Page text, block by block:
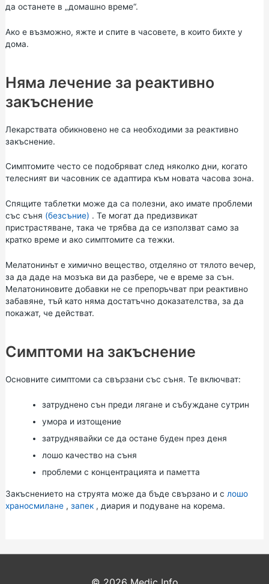
да останете в „домашно време“.
Ако е възможно, яжте и спите в часовете, в които бихте у
дома.
Няма лечение за реактивно
закъснение
Лекарствата обикновено не са необходими за реактивно
закъснение.
Симптомите често се подобряват след няколко дни, когато
телесният ви часовник се адаптира към новата часова зона.
Спящите таблетки може да са полезни, ако имате проблеми
със съня (безсъние) . Те могат да предизвикат
пристрастяване, така че трябва да се използват само за
кратко време и ако симптомите са тежки.
Мелатонинът е химично вещество, отделяно от тялото вечер,
за да даде на мозъка ви да разбере, че е време за сън.
Мелатониновите добавки не се препоръчват при реактивно
забавяне, тъй като няма достатъчно доказателства, за да
покажат, че действат.
Симптоми на закъснение
Основните симптоми са свързани със съня. Те включват:
затруднено сън преди лягане и събуждане сутрин
умора и изтощение
затруднявайки се да остане буден през деня
лошо качество на съня
проблеми с концентрацията и паметта
Закъснението на струята може да бъде свързано и с лошо
храносмилане, запек, диария и подуване на корема.